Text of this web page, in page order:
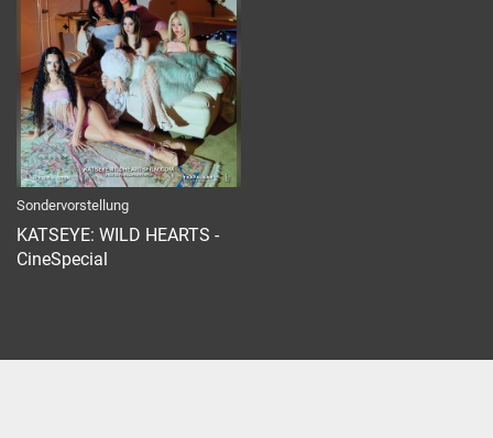
Sondervorstellung
KATSEYE: WILD HEARTS -
CineSpecial